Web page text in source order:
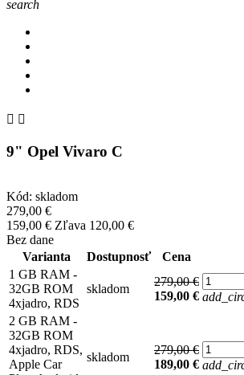
search
 
9" Opel Vivaro C
Kód: skladom
279,00 €
159,00 € Zľava 120,00 €
Bez dane
Varianta
Dostupnosť Cena
1 GB RAM -
32GB ROM
4xjadro, RDS
skladom
279,00 €
159,00 €
2 GB RAM -
32GB ROM
4xjadro, RDS,
Apple Car
skladom
279,00 €
189,00 €